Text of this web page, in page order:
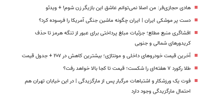
هادی حجازی‌فر: من اصلا نمی‌توانم عاشق این بازیگر زن شوم! + ویدئو
دست پر موشکی ایران | ایران چگونه ماشین جنگی آمریکا را فرسوده کرد؟
افشاگری منبع مطلع؛ جزئیات مبلغ پرداختی برای عبور از تنگه هرمز تا حذف
کریدورهای شمالی و جنوبی
آخرین قیمت خودروهای داخلی و مونتاژی؛‌ بیشترین کاهش در ۲۰۷ + جدول قیمت
طلا رکورد ۷ هفته‌ای را شکست؛ قیمت تا کجا بالا خواهد رفت؟
فوت یک ورزشکار و اشتباهات مرگبار پس از مارگزیدگی | در این خیابان تهران هم
احتمال مارگزیدگی وجود دارد